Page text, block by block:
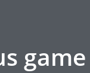
game